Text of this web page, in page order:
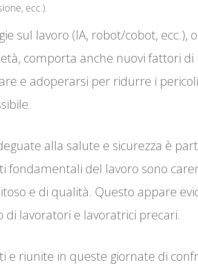
ecc.).
sul lavoro (IA, robot/cobot, ecc.),
comporta anche nuovi fattori di
e adoperarsi per ridurre i
alla salute e sicurezza è
fondamentali del lavoro sono
e di qualità. Questo appare
lavoratori e lavoratrici precari.
e riunite in queste giornate di